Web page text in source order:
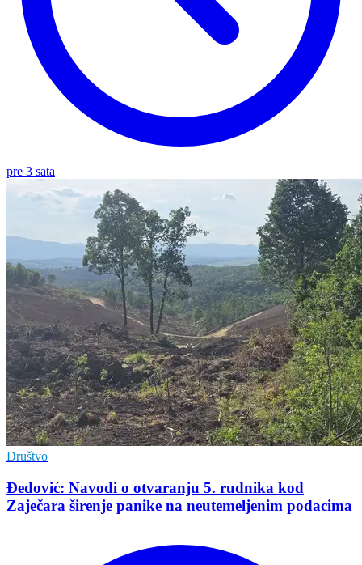
pre 3 sata
Društvo
Đedović: Navodi o otvaranju 5. rudnika kod
Zaječara širenje panike na neutemeljenim podacima